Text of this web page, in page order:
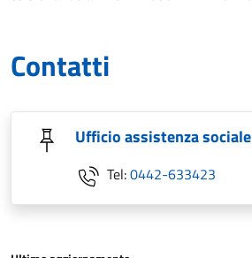
Contatti
Ufficio assistenza sociale
Tel:0442-633423